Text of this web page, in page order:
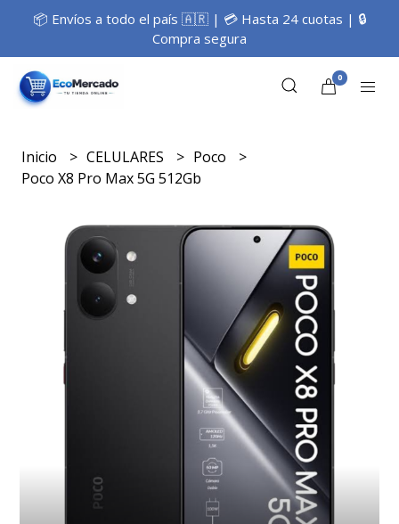
📦 Envíos a todo el país 🇦🇷 | 💳 Hasta 24 cuotas | 🔒
Compra segura
0
Inicio CELULARES
Poco
Poco X8 Pro Max 5G 512Gb